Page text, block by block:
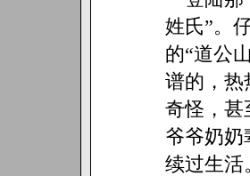
姓氏”。
的“道公
谱的，热
奇怪，甚
爷爷奶
续过生活